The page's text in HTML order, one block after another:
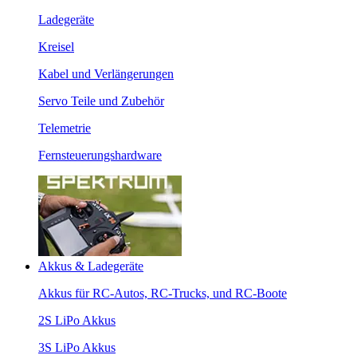
Ladegeräte
Kreisel
Kabel und Verlängerungen
Servo Teile und Zubehör
Telemetrie
Fernsteuerungshardware
Akkus & Ladegeräte
Akkus für RC-Autos, RC-Trucks, und RC-Boote
2S LiPo Akkus
3S LiPo Akkus